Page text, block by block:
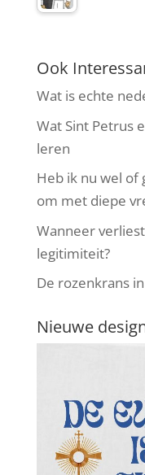
Ook
Wat is echte
Wat Sint Petrus
leren
Heb ik nu wel of
om met diepe
Wanneer
legitimiteit?
De rozenkrans
Nieuwe